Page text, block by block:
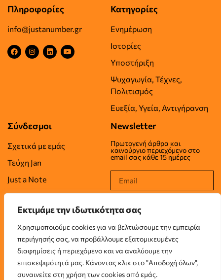
Εκτιμάμε την ιδωτικότητα σας
Χρησιμοποιούμε cookies για να βελτιώσουμε την εμπειρία
περιήγησής σας, να προβάλλουμε εξατομικευμένες
διαφημίσεις ή περιεχόμενο και να αναλύουμε την
επισκεψιμότητά μας. Κάνοντας κλικ στο "Αποδοχή όλων",
συναινείτε στη χρήση των cookies από εμάς.
Πληροφορίες
info@justanumber.gr
Κατηγορίες
Ενημέρωση
Ιστορίες
Υποστήριξη
Ψυχαγωγία, Τέχνες,
Πολιτισμός
Ευεξία, Υγεία, Αντιγήρανση
Σύνδεσμοι
Σχετικά με εμάς
Τεύχη Jan
Just a Note
Επικοινωνία
Όροι Χρήσης
Πολιτική Απορρήτου
Πολιτική Cookies
Newsletter
Πρωτογενή άρθρα και
καινούργιο περιεχόμενο στο
email σας κάθε 15 ημέρες